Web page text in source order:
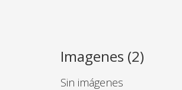
Imagenes (2)
Sin imágenes